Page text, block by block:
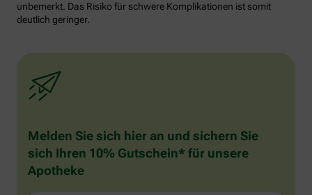
unbemerkt. Das Risiko für schwere Komplikationen ist somit
deutlich geringer.
Melden Sie sich hier an und sichern Sie
sich Ihren 10% Gutschein* für unsere
Apotheke